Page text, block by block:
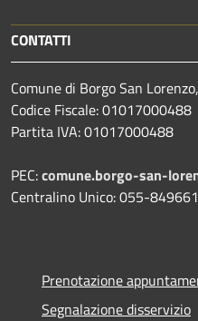
CONTATTI
Comune di Borgo San
Codice Fiscale: 01017000488
Partita IVA: 01017000488
PEC:comune.borgo-san-
Centralino Unico: 055-849661
Prenotazione
Segnalazione disservizio